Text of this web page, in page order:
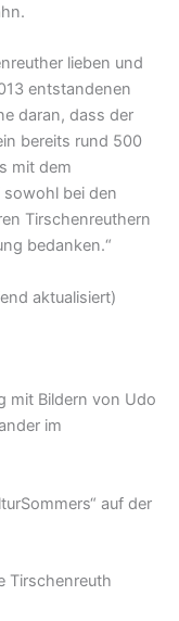
lieben und
entstandenen
daran, dass der
bereits rund 500
mit dem
sowohl bei den
Tirschenreuthern
bedanken.“
aktualisiert)
mit Bildern von Udo
im
auf der
Tirschenreuth